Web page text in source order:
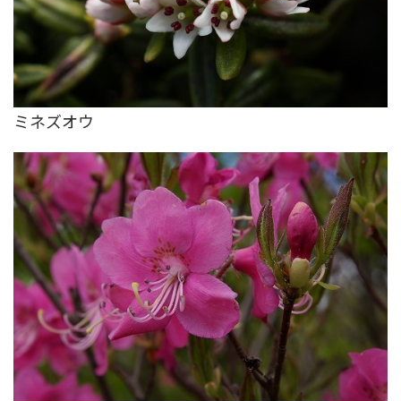
ミネズオウ